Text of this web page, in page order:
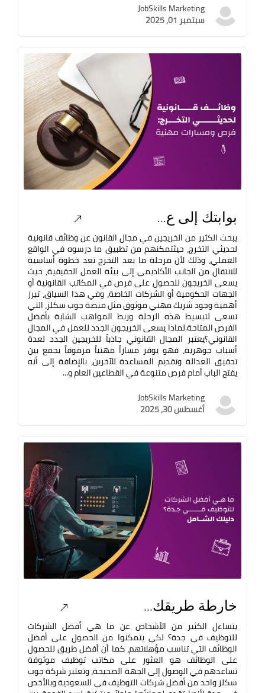
JobSkills Marketing
سبتمبر 01, 2025
بوابتك إلى ع...
يبحث الكثير من الخريجين في مجال القانون عن وظائف قانونية
لحديثي التخرج، حيثتمكنهم من تطبيق ما درسوه في الواقع
العملي، وذلك لأن مرحلة ما بعد التخرج تعد خطوة أساسية
للانتقال من الجانب الأكاديمي إلى بيئة العمل الحقيقية، حيث
يسعى الخريجون للحصول على فرص في المكاتب القانونية أو
الجهات الحكومية أو الشركات الخاصة، وفي هذا السياق، تبرز
أهمية وجود شريك مهني موثوق مثل منصة جوب سكلز، التي
تسعى لتبسيط هذه الرحلة وربط المواهب الشابة بأفضل
الفرص المتاحة.لماذا يسعى الخريجون الجدد للعمل في المجال
القانوني؟يعتبر المجال القانوني جاذباً للخريجين الجدد لعدة
أسباب جوهرية، فهو يوفر مساراً مهنياً مرموقاً يجمع بين
تحقيق العدالة وتقديم المساعدة للآخرين، بالإضافة إلى أنه
يفتح الباب أمام فرص متنوعة في القطاعين العام و...
JobSkills Marketing
أغسطس 30, 2025
خارطة طريقك...
يتساءل الكثير من الأشخاص عن ما هي أفضل الشركات
للتوظيف في جدة؟ لكي يتمكنوا من الحصول على أفضل
الوظائف التي تناسب مؤهلاتهم، كما أن أفضل طريق للحصول
على الوظائف هو العثور على مكاتب توظيف موثوقة
تساعدهم في الوصول إلى الجهة الصحيحة، وتعتبر شركة جوب
سكلز واحد من أفضل شركات التوظيف في السعودية وبالأخص